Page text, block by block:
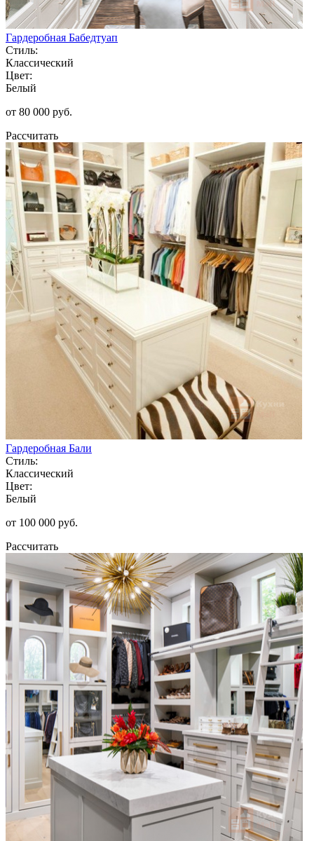
Гардеробная Бабедтуап
Стиль:
Классический
Цвет:
Белый
от 80 000 руб.
Рассчитать
Гардеробная Бали
Стиль:
Классический
Цвет:
Белый
от 100 000 руб.
Рассчитать